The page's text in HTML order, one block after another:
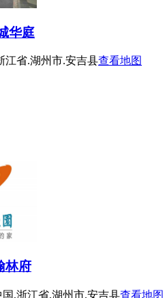
华庭
江省.湖州市.安吉县查看地图
林府
,浙江省,湖州市,安吉县查看地图